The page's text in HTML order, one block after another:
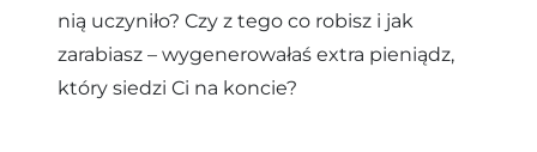
nią uczyniło? Czy z tego co robisz i jak
zarabiasz – wygenerowałaś extra pieniądz,
który siedzi Ci na koncie?